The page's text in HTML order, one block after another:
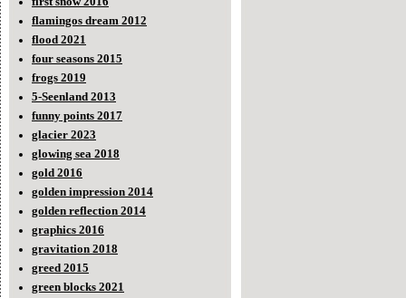
flamingos dream 2012
flood 2021
four seasons 2015
frogs 2019
5-Seenland 2013
funny points 2017
glacier 2023
glowing sea 2018
gold 2016
golden impression 2014
golden reflection 2014
graphics 2016
gravitation 2018
greed 2015
green blocks 2021